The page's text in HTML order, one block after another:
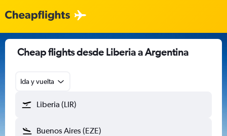
Cheap flights desde Liberia a Argentina
Ida y vuelta
Liberia (LIR)
Buenos Aires (EZE)